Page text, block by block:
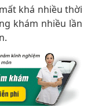
khá nhiều thời
khám nhiều lần